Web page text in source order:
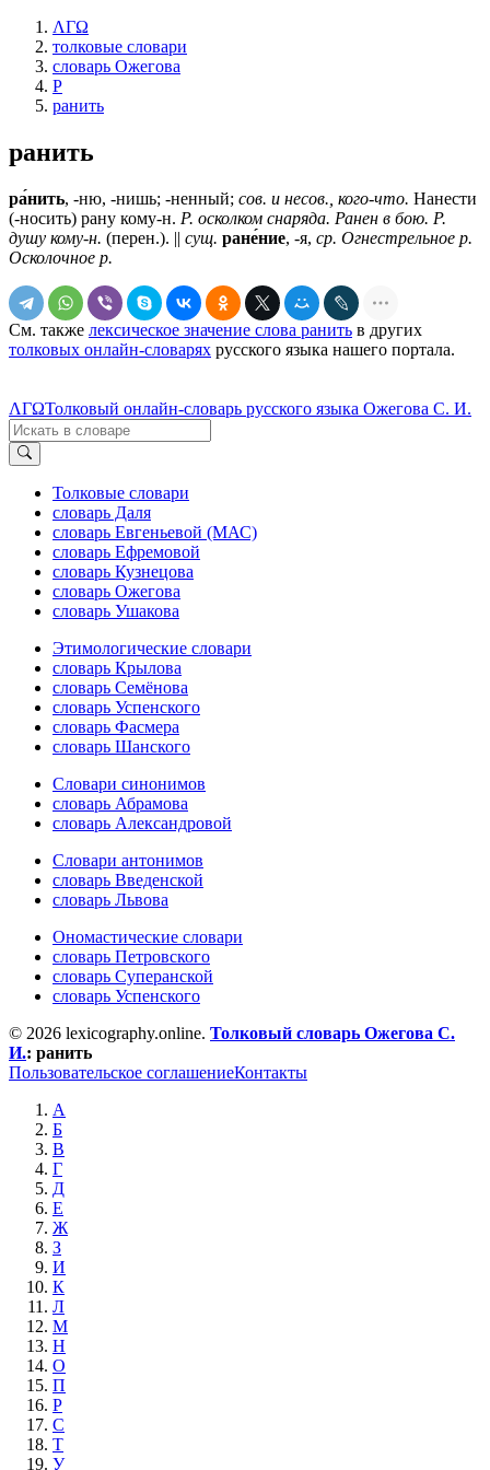
ΛΓΩ
толковые словари
словарь Ожегова
Р
ранить
ранить
ра́нить, -ню, -нишь; -ненный; сов. и несов., кого-что. Нанести
(-носить) рану кому-н. Р. осколком снаряда. Ранен в бою. Р.
душу кому-н. (перен.). || сущ. ране́ние, -я, ср. Огнестрельное р.
Осколочное р.
См. также лексическое значение слова ранить в других
толковых онлайн-словарях русского языка нашего портала.
ΛΓΩТолковый онлайн-словарь русского языка Ожегова С. И.
Толковые словари
словарь Даля
словарь Евгеньевой (МАС)
словарь Ефремовой
словарь Кузнецова
словарь Ожегова
словарь Ушакова
Этимологические словари
словарь Крылова
словарь Семёнова
словарь Успенского
словарь Фасмера
словарь Шанского
Словари синонимов
словарь Абрамова
словарь Александровой
Словари антонимов
словарь Введенской
словарь Львова
Ономастические словари
словарь Петровского
словарь Суперанской
словарь Успенского
© 2026 lexicography.online. Толковый словарь Ожегова C.
И.: ранить
Пользовательское соглашениеКонтакты
А
Б
В
Г
Д
Е
Ж
З
И
К
Л
М
Н
О
П
Р
С
Т
У